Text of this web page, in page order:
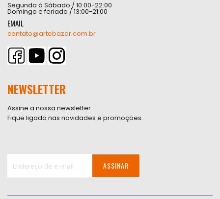
Segunda à Sábado / 10:00-22:00
Domingo e feriado / 13:00-21:00
EMAIL
contato@artebazar.com.br
NEWSLETTER
Assine a nossa newsletter
Fique ligado nas novidades e promoções.
ASSINAR